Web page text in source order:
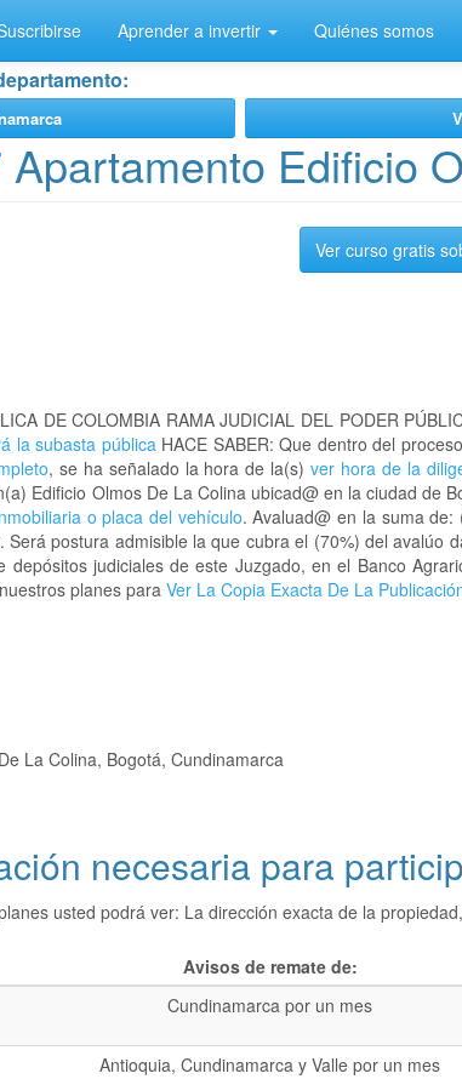
Aprender a invertir Quiénes somos
Edificio
Ver curso gratis
DE COLOMBIA RAMA JUDICIAL DEL PODER
la subasta públicaHACE SABER: Que dentro del
, se ha señalado la hora de la(s)ver hora de la
Edificio Olmos De La Colina ubicad@ en la ciudad de
o placa del vehículo. Avaluad@ en la suma
Será postura admisible la que cubra el (70%) del
depósitos judiciales de este Juzgado, en el Banco
planes paraVer La Copia Exacta De La
La Colina, Bogotá, Cundinamarca
necesaria para
usted podrá ver: La dirección exacta de la
Avisos de remate de:
Cundinamarca por un mes
Antioquia, Cundinamarca y Valle por un mes